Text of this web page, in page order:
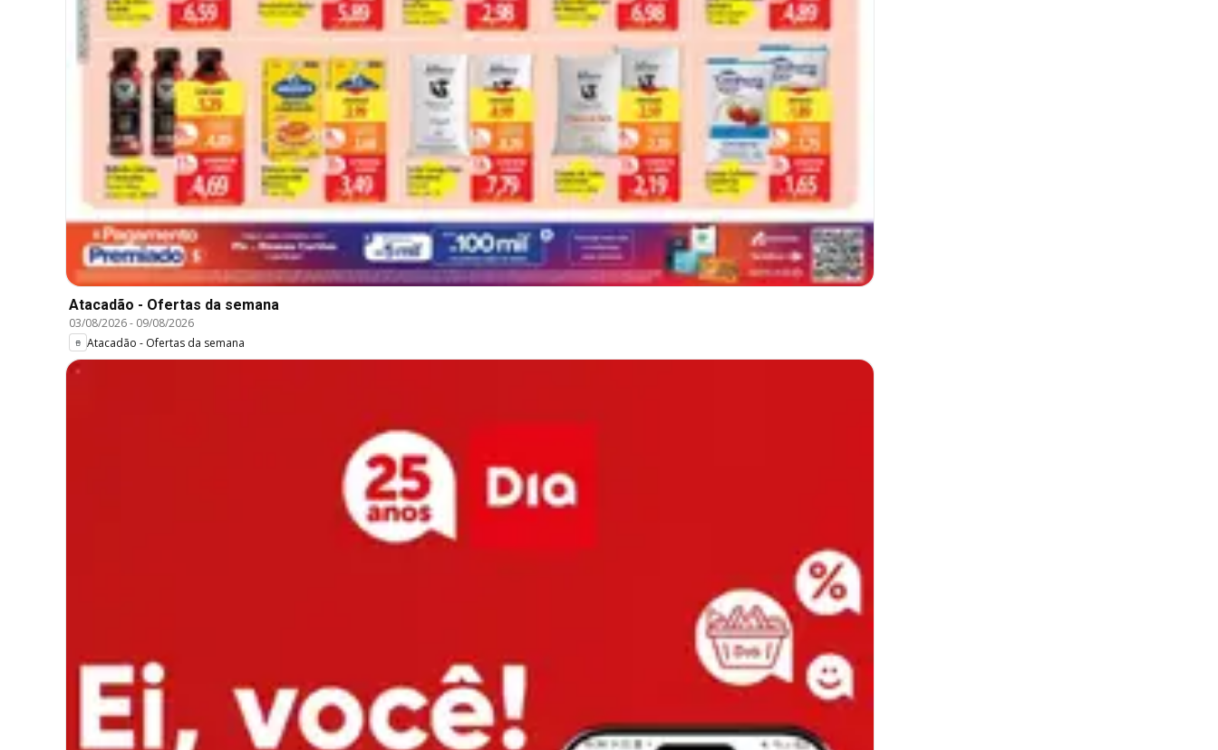
Atacadão - Ofertas da semana
03/08/2026- 09/08/2026
Atacadão - Ofertas da semana